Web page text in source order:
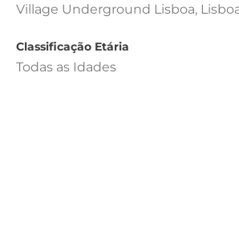
Village Underground Lisboa,
Classificação Etária
Todas as Idades